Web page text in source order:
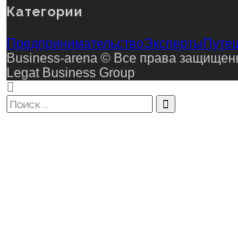
Категории
ПредпринимательствоЭксперты
Business-arena © Все права
Legat Business Group